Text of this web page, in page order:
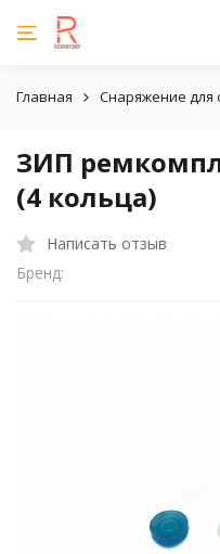
Главная Снаряжение для
ЗИП
(4 кольца)
Написать отзыв
Бренд: